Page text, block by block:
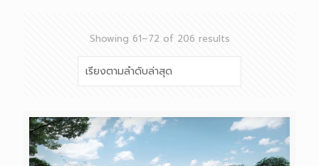
Showing 61–72 of 206 resultsSorted